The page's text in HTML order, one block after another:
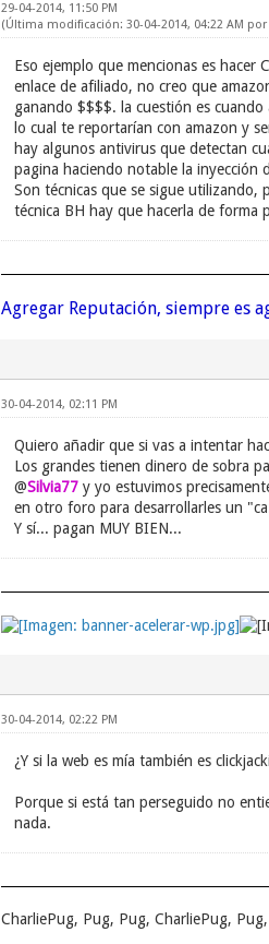
29-04-2014, 11:50 PM
(Última modificación: 30-04-2014, 04:22 AM por
Eso ejemplo que mencionas es
enlace de afiliado, no creo que
ganando $$$$. la cuestión es
lo cual te reportarían con amazon y
hay algunos antivirus que detectan
pagina haciendo notable la inyección
Son técnicas que se sigue utilizando,
técnica BH hay que hacerla de forma
Agregar Reputación, siempre es
30-04-2014, 02:11 PM
Quiero añadir que si vas a intentar
Los grandes tienen dinero de sobra
@Silvia77y yo estuvimos
en otro foro para desarrollarles un
Y sí... pagan MUY BIEN...
30-04-2014, 02:22 PM
¿Y si la web es mía también es
Porque si está tan perseguido no
nada.
CharliePug, Pug, Pug, CharliePug,